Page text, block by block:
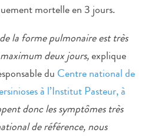
mortelle en 3 jours.
la forme pulmonaire est très
deux jours,explique
du Centre national de
à l’Institut Pasteur, à
donc les symptômes très
de référence, nous